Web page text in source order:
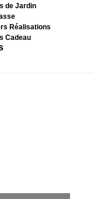
de Jardin
Réalisations
Cadeau